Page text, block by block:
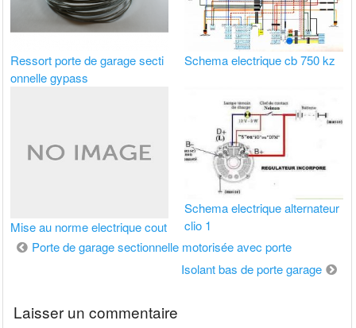
Ressort porte de garage secti
onnelle gypass
Schema electrique cb 750 kz
Mise au norme electrique cout
Schema electrique alternateur
clio 1
Navigation
Porte de garage sectionnelle motorisée avec porte
Isolant bas de porte garage
Laisser un commentaire